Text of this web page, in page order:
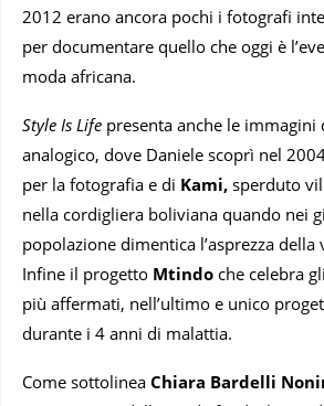
2012 erano ancora pochi i fotografi
per documentare quello che oggi è
moda africana.
Style Is Life presenta anche le immagini
analogico, dove Daniele scoprì nel
per la fotografia e di Kami, sperduto
nella cordigliera boliviana quando nei
popolazione dimentica l’asprezza
Infine il progetto Mtindo che celebra
più affermati, nell’ultimo e unico
durante i 4 anni di malattia.
Come sottolinea Chiara Bardelli